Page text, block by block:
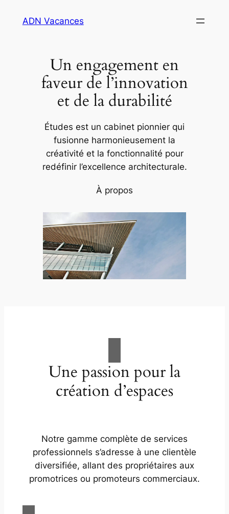
ADN Vacances
Un engagement en
faveur de l’innovation
et de la durabilité
Études est un cabinet pionnier qui
fusionne harmonieusement la
créativité et la fonctionnalité pour
redéfinir l’excellence architecturale.
À propos
Une passion pour la
création d’espaces
Notre gamme complète de services
professionnels s’adresse à une clientèle
diversifiée, allant des propriétaires aux
promotrices ou promoteurs commerciaux.